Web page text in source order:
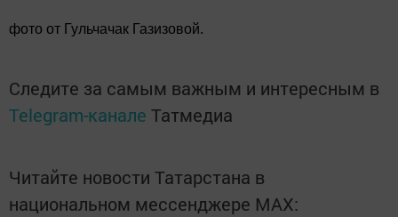
фото от Гульчачак Газизовой.
Следите за самым важным и интересным в
Telegram-канале Татмедиа
Читайте новости Татарстана в
национальном мессенджере MАХ: